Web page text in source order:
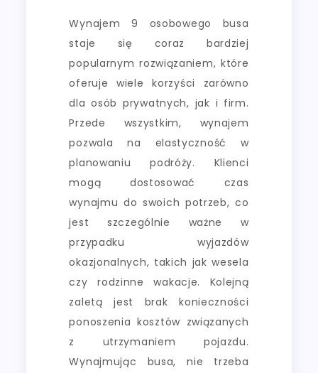
Wynajem 9 osobowego busa
staje się coraz bardziej
popularnym rozwiązaniem, które
oferuje wiele korzyści zarówno
dla osób prywatnych, jak i firm.
Przede wszystkim, wynajem
pozwala na elastyczność w
planowaniu podróży. Klienci
mogą dostosować czas
wynajmu do swoich potrzeb, co
jest szczególnie ważne w
przypadku wyjazdów
okazjonalnych, takich jak wesela
czy rodzinne wakacje. Kolejną
zaletą jest brak konieczności
ponoszenia kosztów związanych
z utrzymaniem pojazdu.
Wynajmując busa, nie trzeba